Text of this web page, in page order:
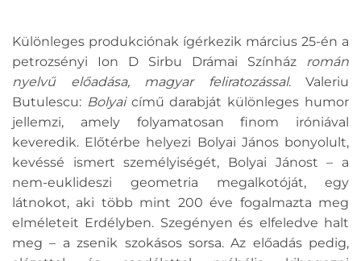
Különleges produkciónak ígérkezik március 25-én a
petrozsényi Ion D Sirbu Drámai Színház
román
nyelvű előadása, magyar feliratozással. Valeriu
Butulescu: Bolyaicímű darabját különleges humor
jellemzi, amely folyamatosan finom iróniával
keveredik. Előtérbe helyezi Bolyai János bonyolult,
kevéssé ismert személyiségét, Bolyai Jánost – a
nem-euklideszi geometria megalkotóját, egy
látnokot, aki több mint 200 éve fogalmazta meg
elméleteit Erdélyben. Szegényen és elfeledve halt
meg – a zsenik szokásos sorsa. Az előadás pedig,